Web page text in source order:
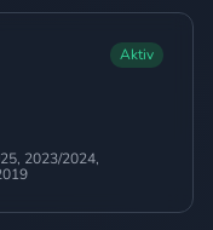
Aktiv
2023/2024,